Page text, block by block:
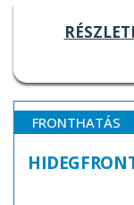
FRONTHATÁS